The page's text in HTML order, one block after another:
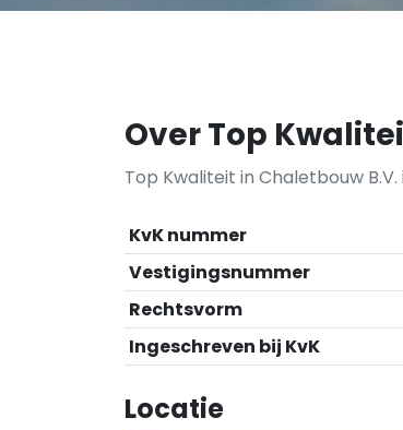
Over Top
Top Kwaliteit in Chaletbouw
KvK nummer
Vestigingsnummer
Rechtsvorm
Ingeschreven bij KvK
Locatie